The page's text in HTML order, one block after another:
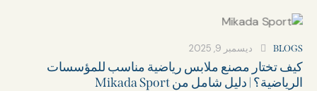
BLOGS ديسمبر 9, 2025
كيف تختار مصنع ملابس رياضية مناسب للمؤسسات
الرياضية؟ | دليل شامل من Mikada Sport